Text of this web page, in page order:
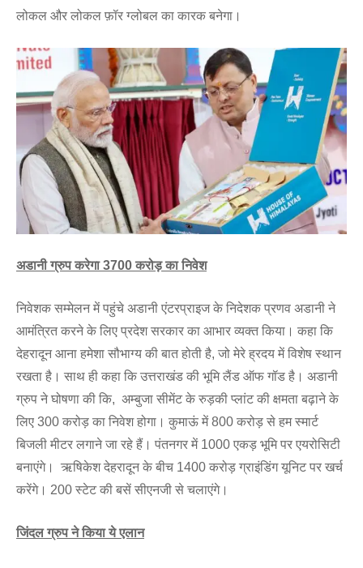
लोकल और लोकल फ़ॉर ग्लोबल का कारक बनेगा।
अडानी ग्रुप करेगा 3700 करोड़ का निवेश
निवेशक सम्मेलन में पहुंचे अडानी एंटरप्राइज के निदेशक प्रणव अडानी ने
आमंत्रित करने के लिए प्रदेश सरकार का आभार व्यक्त किया। कहा कि
देहरादून आना हमेशा सौभाग्य की बात होती है, जो मेरे ह्रदय में विशेष स्थान
रखता है। साथ ही कहा कि उत्तराखंड की भूमि लैंड ऑफ गॉड है। अडानी
ग्रुप ने घोषणा की कि, अम्बुजा सीमेंट के रुड़की प्लांट की क्षमता बढ़ाने के
लिए 300 करोड़ का निवेश होगा। कुमाऊं में 800 करोड़ से हम स्मार्ट
बिजली मीटर लगाने जा रहे हैं। पंतनगर में 1000 एकड़ भूमि पर एयरोसिटी
बनाएंगे। ऋषिकेश देहरादून के बीच 1400 करोड़ ग्राइंडिंग यूनिट पर खर्च
करेंगे। 200 स्टेट की बसें सीएनजी से चलाएंगे।
जिंदल ग्रुप ने किया ये एलान